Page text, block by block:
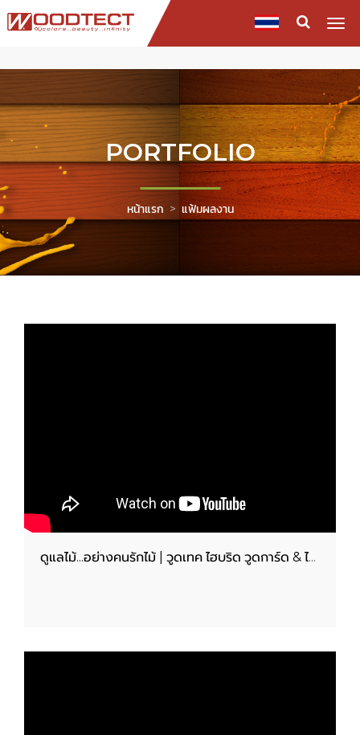
PORTFOLIO
หน้าแรก แฟ้มผลงาน
ดูแลไม้...อย่างคนรักไม้ | วูดเทค ไฮบริด วูดการ์ด & ไฮบริด ควิ๊กไพรเมอร์..